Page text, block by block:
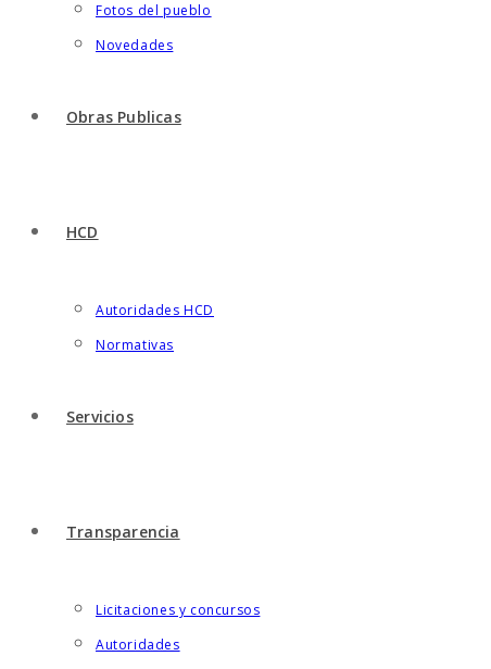
Fotos del pueblo
Novedades
Obras Publicas
HCD
Autoridades HCD
Normativas
Servicios
Transparencia
Licitaciones y concursos
Autoridades